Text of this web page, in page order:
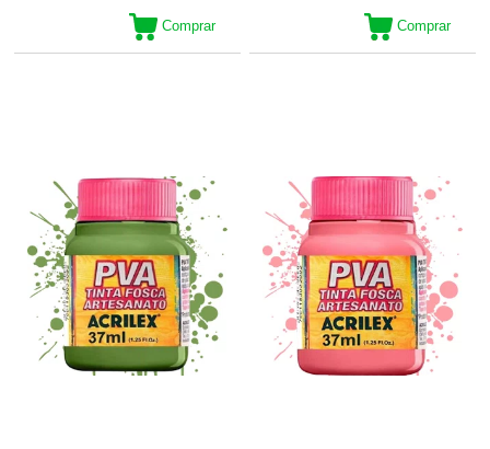
Comprar Comprar